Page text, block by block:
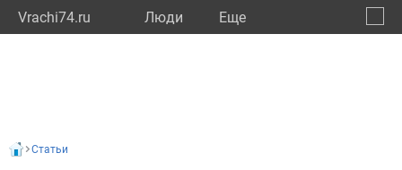
Vrachi74.ru Люди Eще
Статьи